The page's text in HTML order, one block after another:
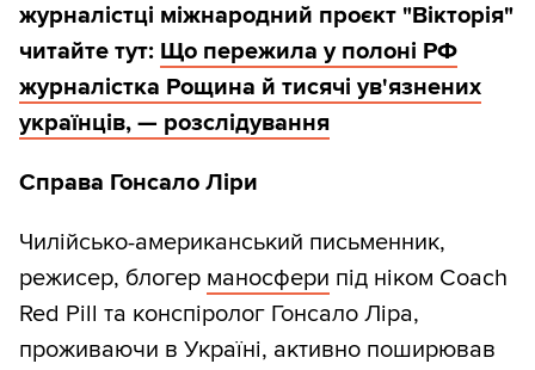
журналістці міжнародний проєкт "Вікторія"
читайте тут: Що пережила у полоні РФ
журналістка Рощина й тисячі ув'язнених
українців, — розслідування
Справа Гонсало Ліри
Чилійсько-американський письменник,
режисер, блогер маносфери під ніком Coach
Red Pill та конспіролог Гонсало Ліра,
проживаючи в Україні, активно поширював